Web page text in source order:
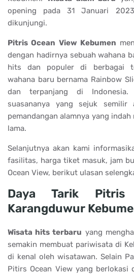
opening pada 31 Januari
dikunjungi.
Pitris Ocean View Kebumen
dengan hadirnya sebuah wahana
hits dan populer di berbagai
wahana baru bernama Rainbow
dan terpanjang di Indonesia.
suasananya yang sejuk
pemandangan alamnya yang
lama.
Selanjutnya akan kami
fasilitas, harga tiket masuk, jam
Ocean View, berikut ulasan
Daya Tarik Pitris
Karangduwur
Wisata hits terbaru yang
semakin membuat pariwisata di
di kenal oleh wisatawan. Selain
Pitirs Ocean View yang berlokasi